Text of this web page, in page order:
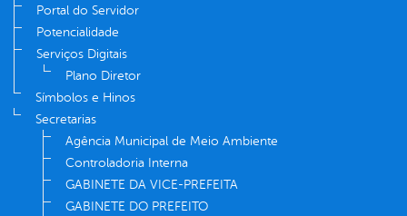
Portal do Servidor
Potencialidade
Serviços Digitais
Plano Diretor
Símbolos e Hinos
Secretarias
Agência Municipal de Meio Ambiente
Controladoria Interna
GABINETE DA VICE-PREFEITA
GABINETE DO PREFEITO